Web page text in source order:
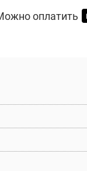
оплатить